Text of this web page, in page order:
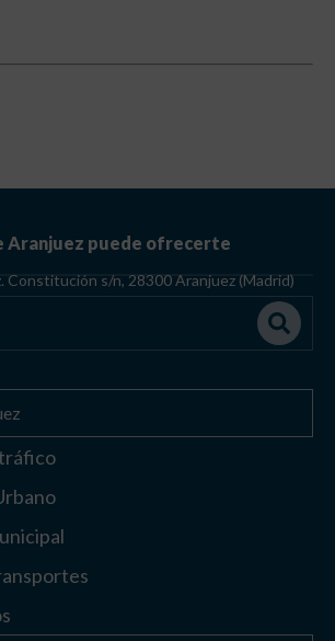
Aranjuez puede ofrecerte
Constitución s/n, 28300 Aranjuez (Madrid)